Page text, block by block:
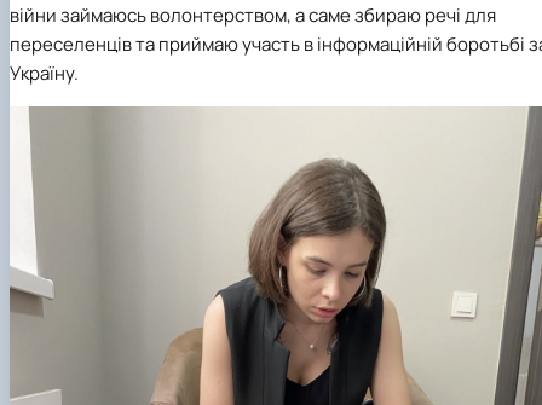
війни займаюсь волонтерством, а саме збираю речі для
переселенців та приймаю участь в інформаційній боротьбі
Україну.